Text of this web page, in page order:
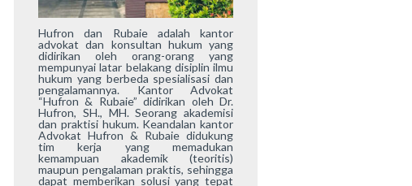
Hufron dan Rubaie adalah kantor
advokat dan konsultan hukum yang
didirikan oleh orang-orang yang
mempunyai latar belakang disiplin ilmu
hukum yang berbeda spesialisasi dan
pengalamannya. Kantor Advokat
“Hufron & Rubaie” didirikan oleh Dr.
Hufron, SH., MH. Seorang akademisi
dan praktisi hukum. Keandalan kantor
Advokat Hufron & Rubaie didukung
tim kerja yang memadukan
kemampuan akademik (teoritis)
maupun pengalaman praktis, sehingga
dapat memberikan solusi yang tepat